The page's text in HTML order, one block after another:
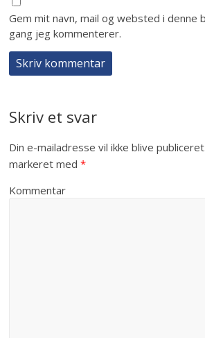
Gem mit navn, mail og websted i
gang jeg kommenterer.
Skriv et svar
Din e-mailadresse vil ikke blive publiceret.
markeret med*
Kommentar